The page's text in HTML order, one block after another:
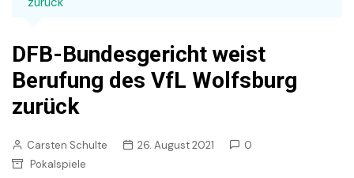
DFB-Bundesgericht weist
Berufung des VfL Wolfsburg
zurück
Carsten Schulte 26. August 2021
0
Pokalspiele